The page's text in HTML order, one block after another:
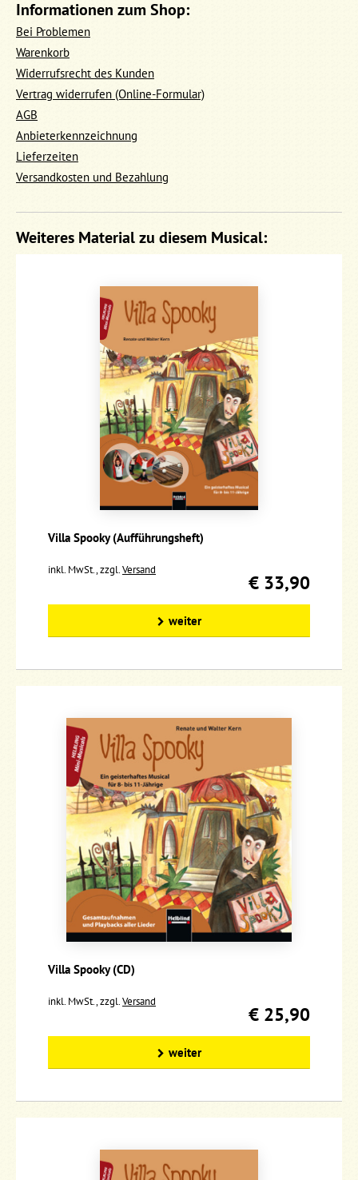
Informationen zum Shop:
Bei Problemen
Warenkorb
Widerrufsrecht des Kunden
Vertrag widerrufen (Online-Formular)
AGB
Anbieterkennzeichnung
Lieferzeiten
Versandkosten und Bezahlung
Weiteres Material zu diesem Musical:
Villa Spooky (Aufführungsheft)
inkl. MwSt., zzgl.Versand
€ 33,90
weiter
Villa Spooky (CD)
inkl. MwSt., zzgl.Versand
€ 25,90
weiter